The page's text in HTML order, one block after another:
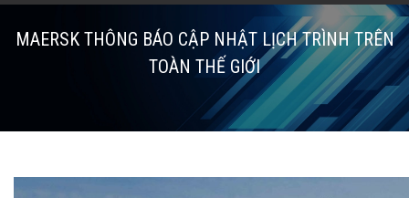
MAERSK THÔNG BÁO CẬP NHẬT LỊCH TRÌNH TRÊN
TOÀN THẾ GIỚI